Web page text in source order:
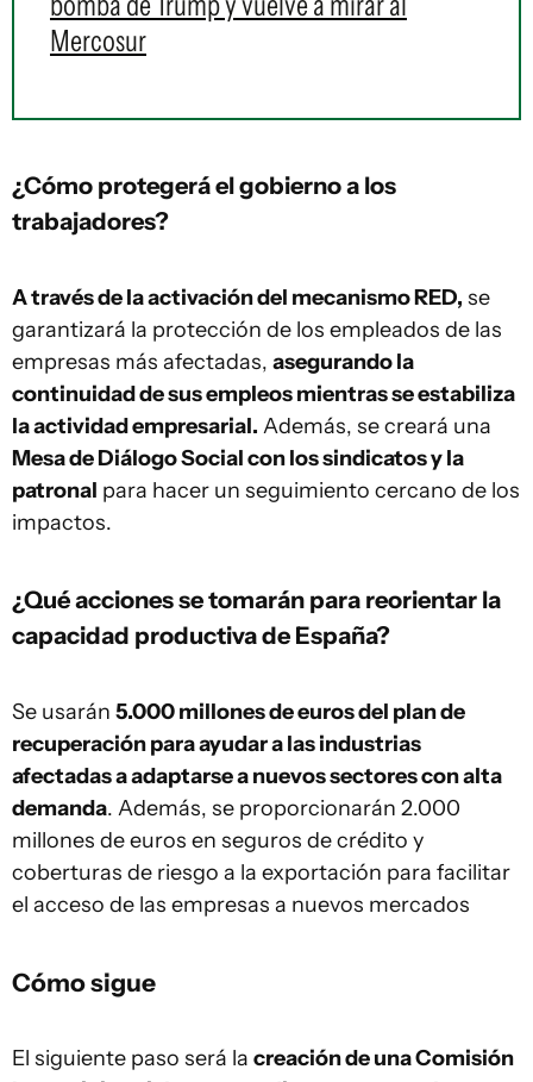
Mercosur
¿Cómo protegerá el gobierno a los
trabajadores?
A través de la activación del mecanismo RED, se
garantizará la protección de los empleados de las
empresas más afectadas, asegurando la
continuidad de sus empleos mientras se estabiliza
la actividad empresarial. Además, se creará una
Mesa de Diálogo Social con los sindicatos y la
patronal para hacer un seguimiento cercano de los
impactos.
¿Qué acciones se tomarán para reorientar la
capacidad productiva de España?
Se usarán 5.000 millones de euros del plan de
recuperación para ayudar a las industrias
afectadas a adaptarse a nuevos sectores con alta
demanda. Además, se proporcionarán 2.000
millones de euros en seguros de crédito y
coberturas de riesgo a la exportación para facilitar
el acceso de las empresas a nuevos mercados
Cómo sigue
El siguiente paso será la creación de una Comisión